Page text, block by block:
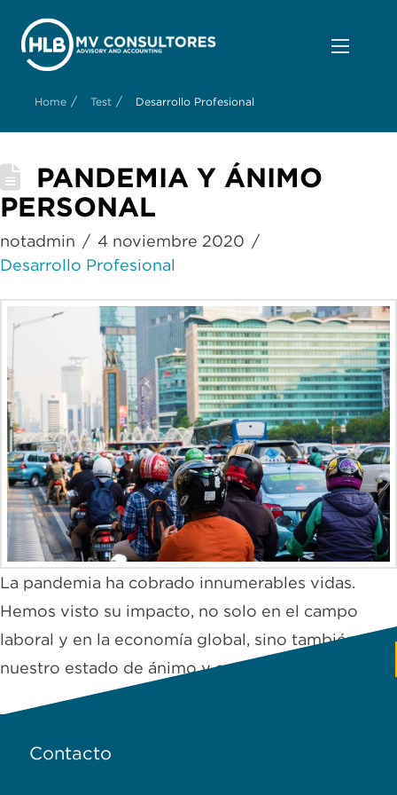
Home / Test / Desarrollo Profesional
PANDEMIA Y ÁNIMO
PERSONAL
notadmin
4 noviembre 2020
Desarrollo Profesional
La pandemia ha cobrado innumerables vidas.
Hemos visto su impacto, no solo en el campo
laboral y en la economía global, sino también en
nuestro estado de ánimo y emociones.
Contacto